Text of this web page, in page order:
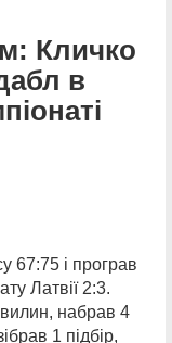
Кличко
в
67:75 і програв
Латвії 2:3.
набрав 4
1 підбір,